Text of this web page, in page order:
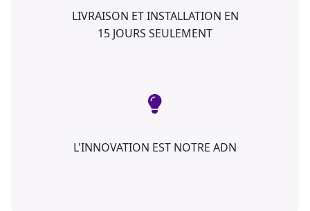
LIVRAISON ET INSTALLATION EN
15 JOURS SEULEMENT
L'INNOVATION EST NOTRE ADN